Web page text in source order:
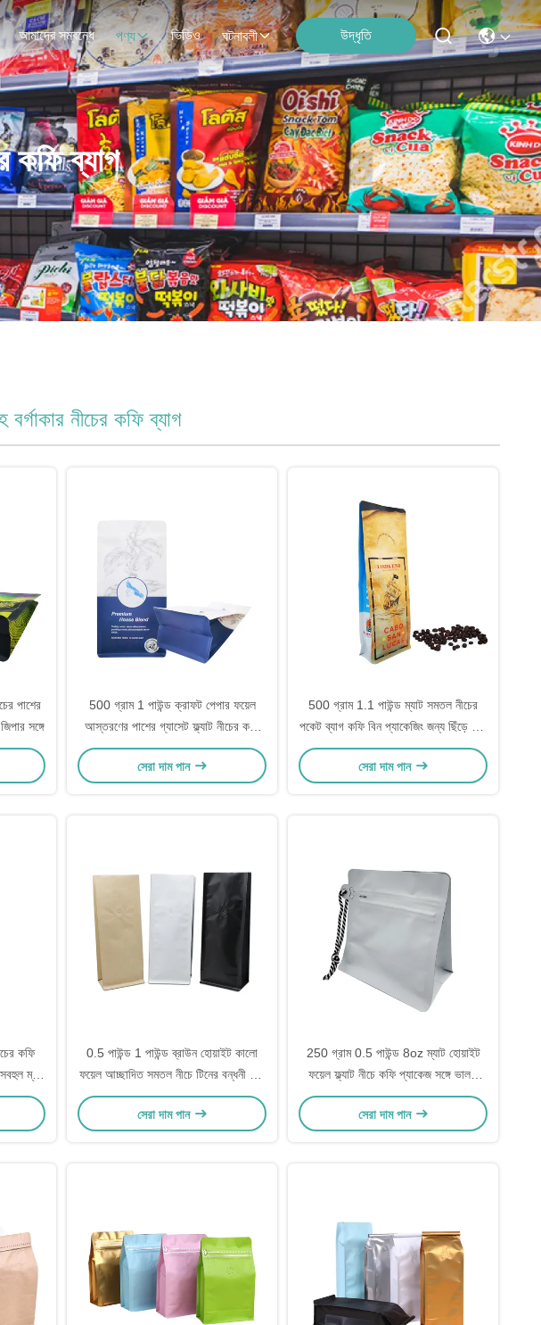
আমাদের সম্বন্ধে পণ্য ভিডিও ঘটনাবলী উদ্ধৃতি
কফি ব্যাগ
নীচের কফি ব্যাগ
পাশের
সঙ্গে
500 গ্রাম 1 পাউন্ড ক্রাফট পেপার ফয়েল
আস্তরণের পাশের গ্যাসেট ফ্ল্যাট নীচের কফি
ব্যাগ ভ্যালভ এবং সামনের জিপার সহ
সেরা দাম পান
500 গ্রাম 1.1 পাউন্ড ম্যাট সমতল নীচের
পকেট ব্যাগ কফি বিন প্যাকেজিং জন্য ছিঁড়ে বন্ধ
জিপার সঙ্গে
সেরা দাম পান
কফি
ম্যাট
0.5 পাউন্ড 1 পাউন্ড ব্রাউন হোয়াইট কালো
ফয়েল আচ্ছাদিত সমতল নীচে টিনের বন্ধনী এবং
ডিগ্যাসিং ভালভ সহ ক্রাফট পেপার ব্যাগ
সেরা দাম পান
250 গ্রাম 0.5 পাউন্ড 8oz ম্যাট হোয়াইট
ফয়েল ফ্ল্যাট নীচে কফি প্যাকেজ সঙ্গে ভালভ
সাইড জিপার এবং স্ট্রিং
সেরা দাম পান